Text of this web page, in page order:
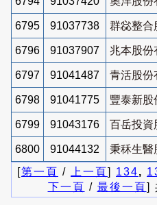
6795 91037738 群惢整合
6796 91037907 兆本股份
6797 91041487 青活股份
6798 91041775 豐泰新股
6799 91043176 百岳投資
6800 91044132
秉秝生醫
[第一頁 / 上一頁] 134,
下一頁 / 最後一頁]